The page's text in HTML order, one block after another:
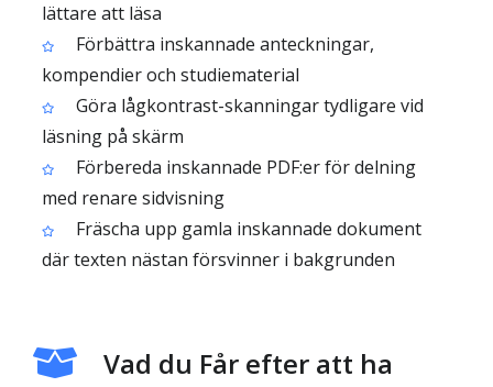
lättare att läsa
Förbättra inskannade anteckningar,
kompendier och studiematerial
Göra lågkontrast-skanningar tydligare vid
läsning på skärm
Förbereda inskannade PDF:er för delning
med renare sidvisning
Fräscha upp gamla inskannade dokument
där texten nästan försvinner i bakgrunden
Vad du Får efter att ha